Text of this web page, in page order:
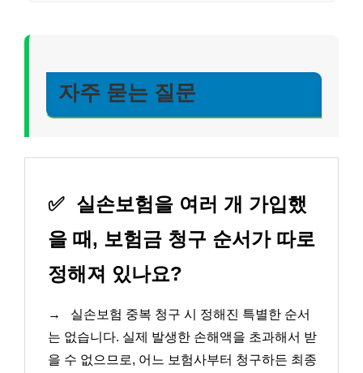
자주 묻는 질문
✅ 실손보험을 여러 개 가입했
을 때, 보험금 청구 순서가 따로
정해져 있나요?
→
실손보험 중복 청구 시 정해진 특별한 순서
는 없습니다. 실제 발생한 손해액을 초과해서 받
을 수 없으므로, 어느 보험사부터 청구하든 최종